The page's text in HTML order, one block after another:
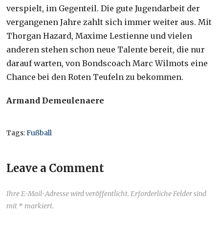
verspielt, im Gegenteil. Die gute Jugendarbeit der
vergangenen Jahre zahlt sich immer weiter aus. Mit
Thorgan Hazard, Maxime Lestienne und vielen
anderen stehen schon neue Talente bereit, die nur
darauf warten, von Bondscoach Marc Wilmots eine
Chance bei den Roten Teufeln zu bekommen.
Armand Demeulenaere
Tags:Fußball
Leave a Comment
Ihre E-Mail-Adresse wird veröffentlicht. Erforderliche Felder sind
mit * markiert.